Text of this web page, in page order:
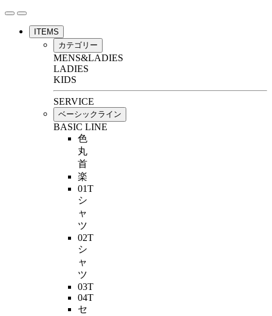
ITEMS
カテゴリー
MENS&LADIES
LADIES
KIDS
SERVICE
ベーシックライン
BASIC LINE
色
丸
首
楽
01T
シ
ャ
ツ
02T
シ
ャ
ツ
03T
04T
セ